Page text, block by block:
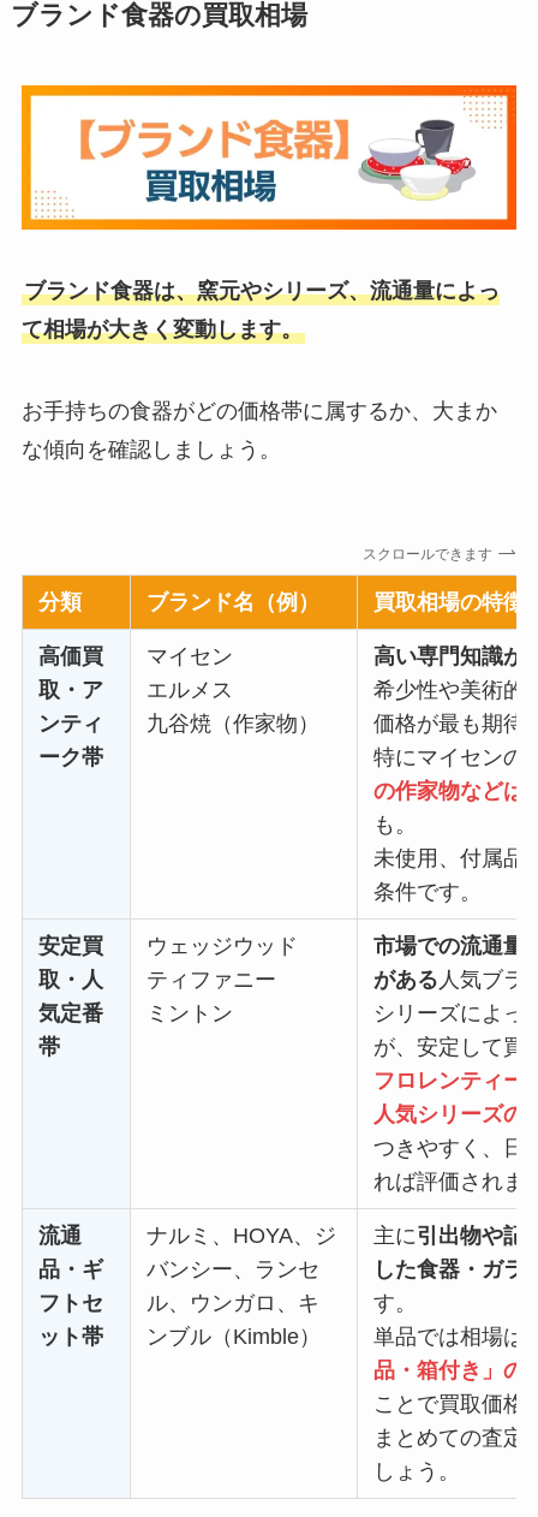
ブランド食器の買取相場
ブランド食器は、窯元やシリーズ、流通量によっ
て相場が大きく変動します。
お手持ちの食器がどの価格帯に属するか、大まか
な傾向を確認しましょう。
スクロールできます
分類 ブランド名（例） 買取相場の特徴
高価買
取・ア
ンティ
ーク帯
マイセン
エルメス
九谷焼（作家物）
高い専門知識が
希少性や美術的
価格が最も期待
特にマイセンの
の作家物などは
も。
未使用、付属品
条件です。
安定買
取・人
気定番
帯
ウェッジウッド
ティファニー
ミントン
市場での流通量
がある 人気ブラ
シリーズによっ
が、安定して買
フロレンティー
人気シリーズの
つきやすく、日
れば評価されま
流通
品・ギ
フトセ
ット帯
ナルミ、HOYA、ジ
バンシー、ランセ
ル、ウンガロ、キ
ンブル（Kimble）
主に引出物や記
した食器・ガラ
す。
単品では相場は
品・箱付き」の
ことで買取価格
まとめての査定
しょう。